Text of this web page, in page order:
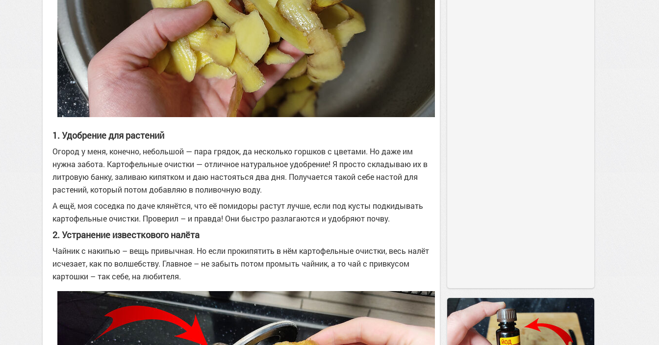
1. Удобрение для растений
Огород у меня, конечно, небольшой — пара грядок, да несколько горшков с цветами. Но даже им
нужна забота. Картофельные очистки — отличное натуральное удобрение! Я просто складываю их в
литровую банку, заливаю кипятком и даю настояться два дня. Получается такой себе настой для
растений, который потом добавляю в поливочную воду.
А ещё, моя соседка по даче клянётся, что её помидоры растут лучше, если под кусты подкидывать
картофельные очистки. Проверил – и правда! Они быстро разлагаются и удобряют почву.
2. Устранение известкового налёта
Чайник с накипью – вещь привычная. Но если прокипятить в нём картофельные очистки, весь налёт
исчезает, как по волшебству. Главное – не забыть потом промыть чайник, а то чай с привкусом
картошки – так себе, на любителя.